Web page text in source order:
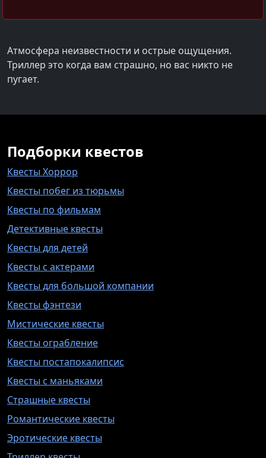
Атмосфера неизвестности и острые ощущения.
Триллер это когда вам страшно, но вас никто не
пугает.
Подборки квестов
Квесты Хоррор
Квесты побег из тюрьмы
Квесты по фильмам
Детективные квесты
Квесты для детей
Квесты с актерами
Квесты для большой компании
Квесты фэнтези
Мистические квесты
Квесты ограбление
Квесты постапокалипсис
Квесты с маньяками
Страшные квесты
Романтические квесты
Эротические квесты